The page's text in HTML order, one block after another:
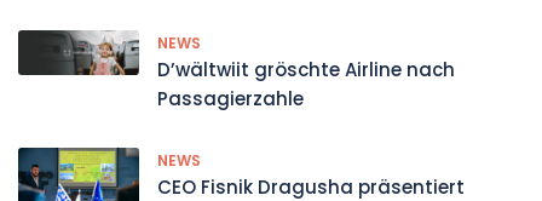
NEWS
D’wältwiit gröschte Airline nach
Passagierzahle
NEWS
CEO Fisnik Dragusha präsentiert